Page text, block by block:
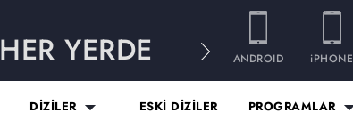
HER YERDE ANDROID iPHONE
DİZİLER ESKİ DİZİLER PROGRAMLAR